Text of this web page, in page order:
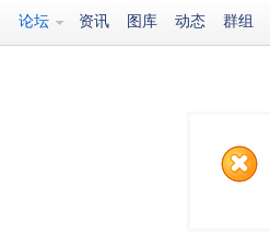
论坛 资讯 图库 动态 群组